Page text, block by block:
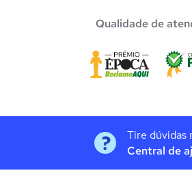
Qualidade de
Tire dúvidas
Central de